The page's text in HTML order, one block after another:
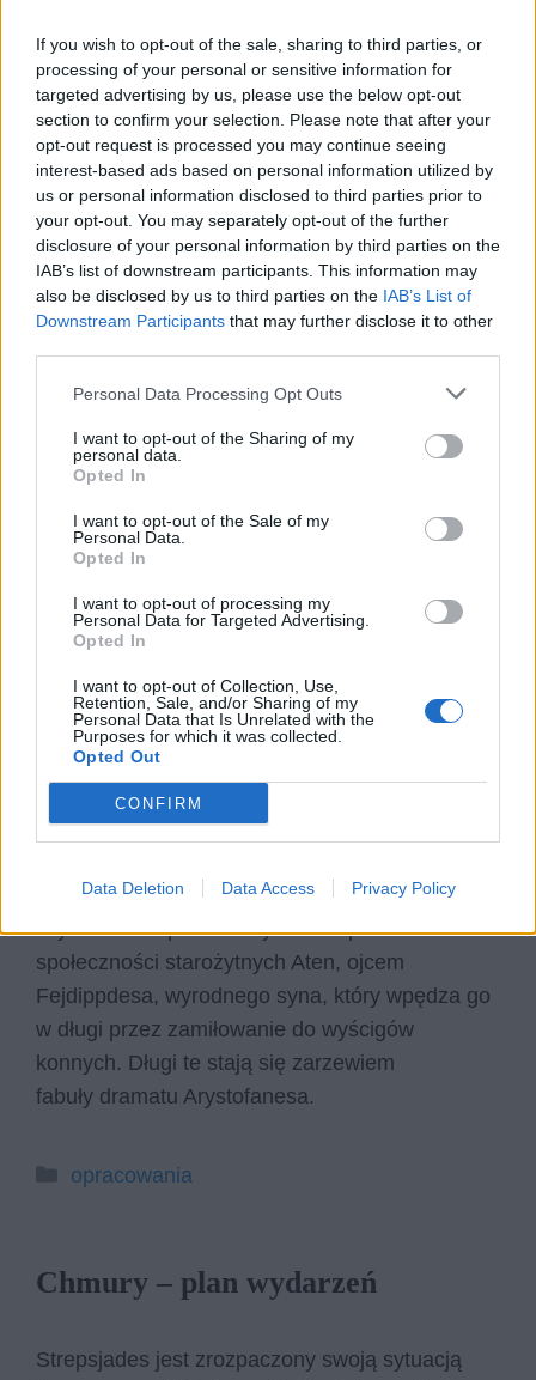
If you wish to opt-out of the sale, sharing to third parties, or
processing of your personal or sensitive information for
targeted advertising by us, please use the below opt-out
section to confirm your selection. Please note that after your
opt-out request is processed you may continue seeing
interest-based ads based on personal information utilized by
us or personal information disclosed to third parties prior to
your opt-out. You may separately opt-out of the further
disclosure of your personal information by third parties on the
IAB’s list of downstream participants. This information may
also be disclosed by us to third parties on the IAB’s List of
Downstream Participants that may further disclose it to other
Personal Data Processing Opt Outs
I want to opt-out of the Sharing of my
personal data.
Opted In
I want to opt-out of the Sale of my
Personal Data.
Opted In
I want to opt-out of processing my
Personal Data for Targeted Advertising.
Opted In
I want to opt-out of Collection, Use,
Retention, Sale, and/or Sharing of my
Personal Data that Is Unrelated with the
Purposes for which it was collected.
Opted Out
CONFIRM
Data Deletion Data Access Privacy Policy
tych dwóch postaciach zawarł Arystofanes swoją
diagnozę społeczeństwa greckiego.
Kategorie
opracowania
Fejdippides – charakterystyka
Fejdippides jest jednym z głównych bohaterów
komedii Arystofanesa pt. Chmury. Jest to
przedstawiciel ateńskiej młodzieży, w którego
charakter pragnął autor włożyć wszelkie
niepokojące go symptomy, które dostrzegał u
przeciwnikiem. Arystofanes bardzo dużo bowiem
uwagi, również w Chmurach, poświęcił
wyrażaniu opinii, według których, poprzednie
pokolenia były wychowane dużo lepiej.
Kategorie
opracowania
Strepsjades – charakterystyka
Strepsjades jest głównym bohaterem komedii
Arystofanesa pt. Chmury. Jest reprezentantem
społeczności starożytnych Aten, ojcem
Fejdippdesa, wyrodnego syna, który wpędza go
w długi przez zamiłowanie do wyścigów
konnych. Długi te stają się zarzewiem
fabuły dramatu Arystofanesa.
Kategorie
opracowania
Chmury – plan wydarzeń
Strepsjades jest zrozpaczony swoją sytuacją